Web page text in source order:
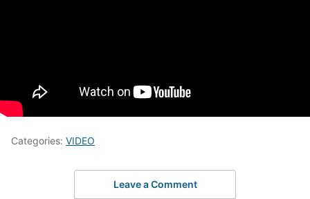
Categories: VIDEO
Leave a Comment